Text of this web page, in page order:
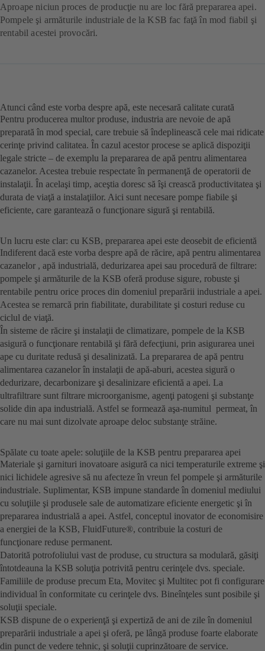
Aproape niciun proces de producţie nu are loc fără prepararea apei.
Pompele şi armăturile industriale de la KSB fac faţă în mod fiabil şi
rentabil acestei provocări.
Atunci când este vorba despre apă, este necesară calitate curată
Pentru producerea multor produse, industria are nevoie de apă
preparată în mod special, care trebuie să îndeplinească cele mai ridicate
cerinţe privind calitatea. În cazul acestor procese se aplică dispoziţii
legale stricte – de exemplu la prepararea de apă pentru alimentarea
cazanelor. Acestea trebuie respectate în permanenţă de operatorii de
instalaţii. În acelaşi timp, aceştia doresc să îşi crească productivitatea şi
durata de viaţă a instalaţiilor. Aici sunt necesare pompe fiabile şi
eficiente, care garantează o funcţionare sigură şi rentabilă.
Un lucru este clar: cu KSB, prepararea apei este deosebit de eficientă
Indiferent dacă este vorba despre apă de răcire, apă pentru alimentarea
cazanelor , apă industrială, dedurizarea apei sau procedură de filtrare:
pompele şi armăturile de la KSB oferă produse sigure, robuste şi
rentabile pentru orice proces din domeniul preparării industriale a apei.
Acestea se remarcă prin fiabilitate, durabilitate şi costuri reduse cu
ciclul de viaţă.
În sisteme de răcire şi instalaţii de climatizare, pompele de la KSB
asigură o funcţionare rentabilă şi fără defecţiuni, prin asigurarea unei
ape cu duritate redusă şi desalinizată. La prepararea de apă pentru
alimentarea cazanelor în instalaţii de apă-aburi, acestea sigură o
dedurizare, decarbonizare şi desalinizare eficientă a apei. La
ultrafiltrare sunt filtrare microorganisme, agenţi patogeni şi substanţe
solide din apa industrială. Astfel se formează aşa-numitul permeat, în
care nu mai sunt dizolvate aproape deloc substanţe străine.
Spălate cu toate apele: soluţiile de la KSB pentru prepararea apei
Materiale şi garnituri inovatoare asigură ca nici temperaturile extreme şi
nici lichidele agresive să nu afecteze în vreun fel pompele şi armăturile
industriale. Suplimentar, KSB impune standarde în domeniul mediului
cu soluţiile şi produsele sale de automatizare eficiente energetic şi în
prepararea industrială a apei. Astfel, conceptul inovator de economisire
a energiei de la KSB, FluidFuture®, contribuie la costuri de
funcţionare reduse permanent.
Datorită potrofoliului vast de produse, cu structura sa modulară, găsiţi
întotdeauna la KSB soluţia potrivită pentru cerinţele dvs. speciale.
Familiile de produse precum Eta, Movitec şi Multitec pot fi configurare
individual în conformitate cu cerinţele dvs. Bineînţeles sunt posibile şi
soluţii speciale.
KSB dispune de o experienţă şi expertiză de ani de zile în domeniul
preparării industriale a apei şi oferă, pe lângă produse foarte elaborate
din punct de vedere tehnic, şi soluţii cuprinzătoare de service.